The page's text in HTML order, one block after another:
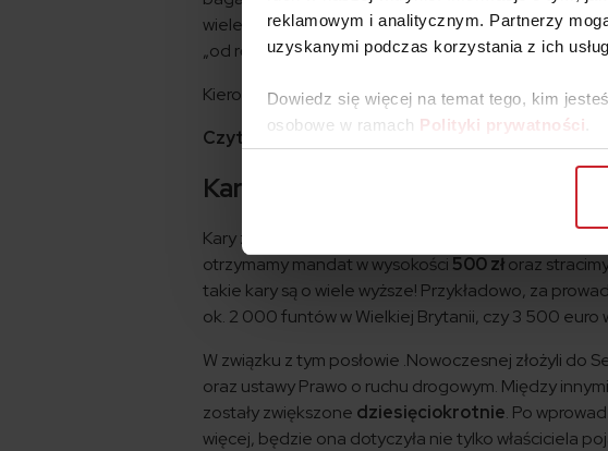
reklamowym i analitycznym. Partnerzy
uzyskanymi podczas korzystania z ich
Dowiedz się więcej na temat tego, kim
osobowe w ramach Polityki prywatności
wiele warsztatów samochodowych oferuje usługę
„od ręki”, co kosztuje od 500 do ok. 1 000 zł.
Kierowcy zwracają także uwagę, że obecność filtra
Czytaj także:
Kary za brak filtra DPF
Kary za brak DPF są wciąż niewielkie w stosunku do
otrzymamy mandat w wysokości 500 złoraz
takie kary są o wiele wyższe! Przykładowo, za
ok. 2 000 funtów w Wielkiej Brytanii, czy 3 500 euro
W związku z tym posłowie .Nowoczesnej złożyli do
oraz ustawy Prawo o ruchu drogowym. Między
zostały zwiększone dziesięciokrotnie. Po
więcej, będzie ona dotyczyła nie tylko właściciela